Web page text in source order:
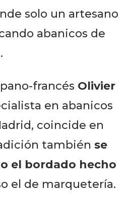
SUBSCRIBE
solo un artesano
abanicos de
francés Olivier
en abanicos
coincide en
también se
el bordado hecho
el de marquetería.